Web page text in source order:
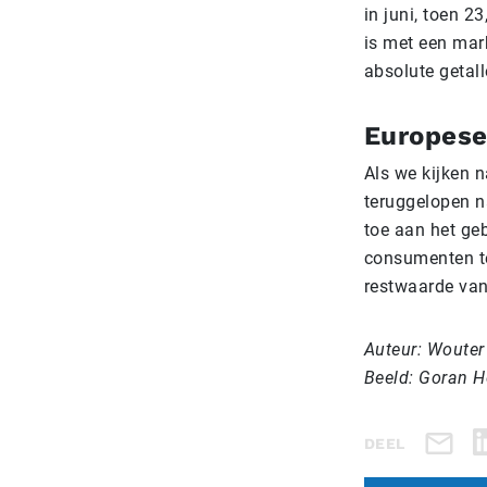
in juni, toen
is met een
absolute
Als we kijken
teruggelopen
toe aan het
consumenten
restwaarde
Auteur:
Beeld: Goran
DEEL